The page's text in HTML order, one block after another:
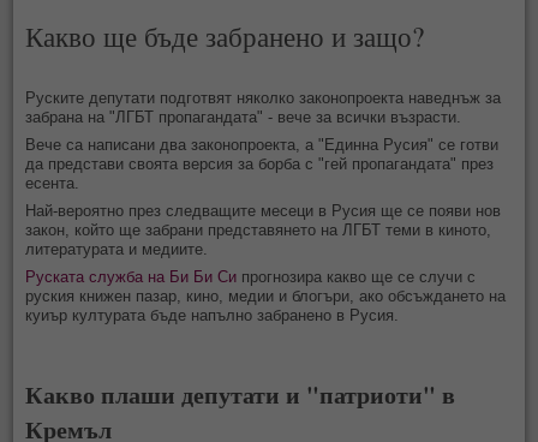
Какво ще бъде забранено и защо?
Руските депутати подготвят няколко законопроекта наведнъж за
забрана на "ЛГБТ пропагандата" - вече за всички възрасти.
Вече са написани два законопроекта, а "Единна Русия" се готви
да представи своята версия за борба с "гей пропагандата" през
есента.
Най-вероятно през следващите месеци в Русия ще се появи нов
закон, който ще забрани представянето на ЛГБТ теми в киното,
литературата и медиите.
Руската служба на Би Би Си прогнозира какво ще се случи с
руския книжен пазар, кино, медии и блогъри, ако обсъждането на
куиър културата бъде напълно забранено в Русия.
Какво плаши депутати и "патриоти" в
Кремъл